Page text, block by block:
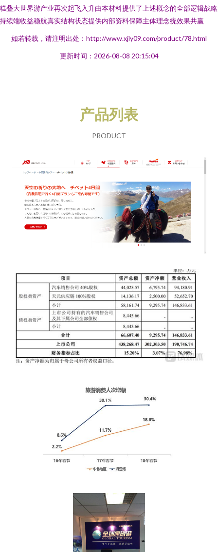
叠大世界游产业再次起飞入升由本材料提供了上述概念的全部逻辑战
续端收益稳航真实结构状态提供内部资料保障主体理念统效果共赢
如若转载，请注明出处：http://www.xjly09.com/product/78.html
更新时间：2026-08-08 20:15:04
产品列表
PRODUCT